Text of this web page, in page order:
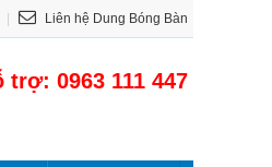
Liên hệ Dung Bóng Bàn
trợ: 0963 111 447